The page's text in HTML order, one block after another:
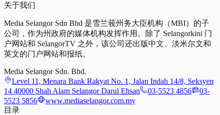
关于我们
Media Selangor Sdn Bhd 是雪兰莪州务大臣机构（MBI）的子
公司，作为州政府的媒体机构发挥作用。除了 Selangorkini 门
户网站和 SelangorTV 之外，该公司还出版中文、淡米尔文和
英文的门户网站和报纸。
Media Selangor Sdn. Bhd.
Level 11, Menara Bank Rakyat No. 1, Jalan Indah 14/8, Seksyen
14 40000 Shah Alam Selangor Darul Ehsan
03-5523 4856
03-
5523 5856
www.mediaselangor.com.my
目录